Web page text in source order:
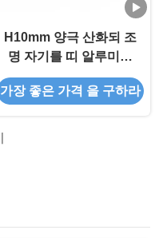
H10mm 양극 산화되 조
명 자기를 띠 알루미늄
은 프로필 압출 알루미
늄 프로필을 이끌었습니
가장 좋은 가격 을 구하라